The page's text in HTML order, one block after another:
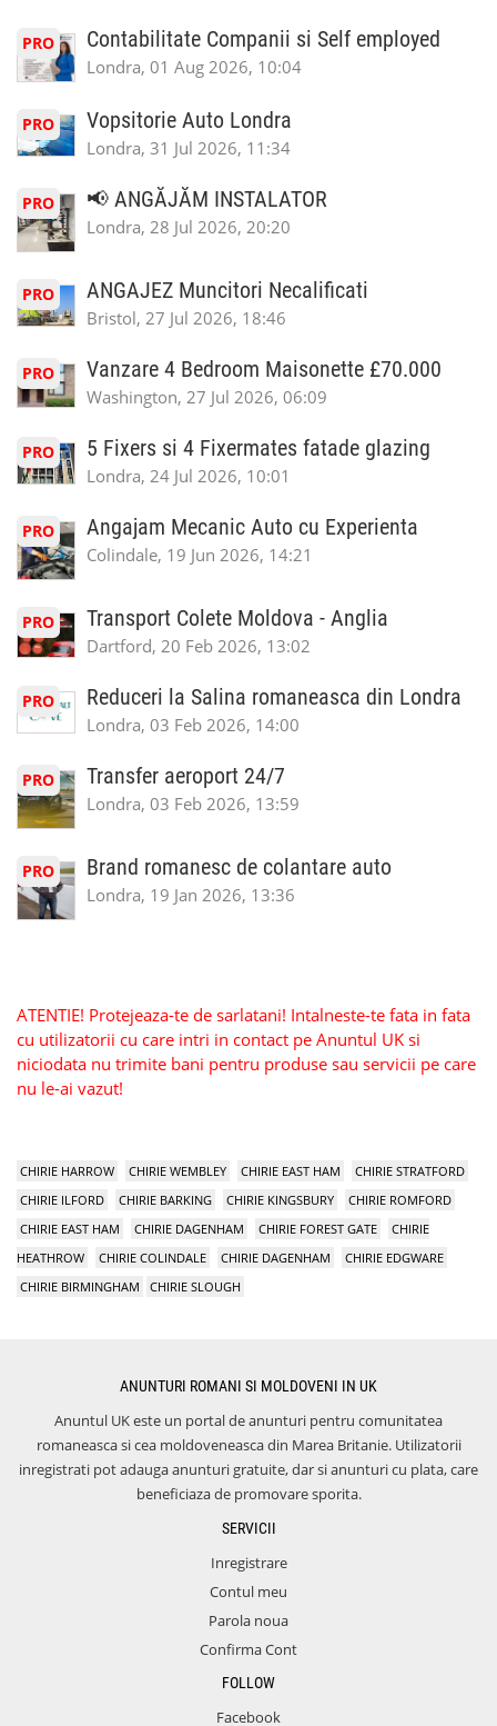
PRO Contabilitate Companii si Self employed
Londra, 01 Aug 2026, 10:04
PRO Vopsitorie Auto Londra
Londra, 31 Jul 2026, 11:34
PRO 📢 ANGĂJĂM INSTALATOR
Londra, 28 Jul 2026, 20:20
PRO ANGAJEZ Muncitori Necalificati
Bristol, 27 Jul 2026, 18:46
PRO Vanzare 4 Bedroom Maisonette £70.000
Washington, 27 Jul 2026, 06:09
PRO 5 Fixers si 4 Fixermates fatade glazing
Londra, 24 Jul 2026, 10:01
PRO Angajam Mecanic Auto cu Experienta
Colindale, 19 Jun 2026, 14:21
PRO Transport Colete Moldova - Anglia
Dartford, 20 Feb 2026, 13:02
PRO Reduceri la Salina romaneasca din Londra
Londra, 03 Feb 2026, 14:00
PRO Transfer aeroport 24/7
Londra, 03 Feb 2026, 13:59
PRO Brand romanesc de colantare auto
Londra, 19 Jan 2026, 13:36
ATENTIE! Protejeaza-te de sarlatani! Intalneste-te fata in fata
cu utilizatorii cu care intri in contact pe Anuntul UK si
niciodata nu trimite bani pentru produse sau servicii pe care
nu le-ai vazut!
CHIRIE HARROW CHIRIE WEMBLEY CHIRIE EAST HAM
CHIRIE STRATFORD
CHIRIE ILFORD
CHIRIE BARKING CHIRIE KINGSBURY
CHIRIE ROMFORD
CHIRIE EAST HAM
CHIRIE DAGENHAM CHIRIE FOREST GATE
CHIRIE
HEATHROW
CHIRIE COLINDALE CHIRIE DAGENHAM
CHIRIE EDGWARE
CHIRIE BIRMINGHAM
CHIRIE SLOUGH
ANUNTURI ROMANI SI MOLDOVENI IN UK
Anuntul UK este un portal de anunturi pentru comunitatea
romaneasca si cea moldoveneasca din Marea Britanie. Utilizatorii
inregistrati pot adauga anunturi gratuite, dar si anunturi cu plata, care
beneficiaza de promovare sporita.
SERVICII
Inregistrare
Contul meu
Parola noua
Confirma Cont
FOLLOW
Facebook